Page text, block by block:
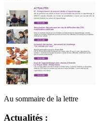
Au sommaire de la lettre
Actualités :